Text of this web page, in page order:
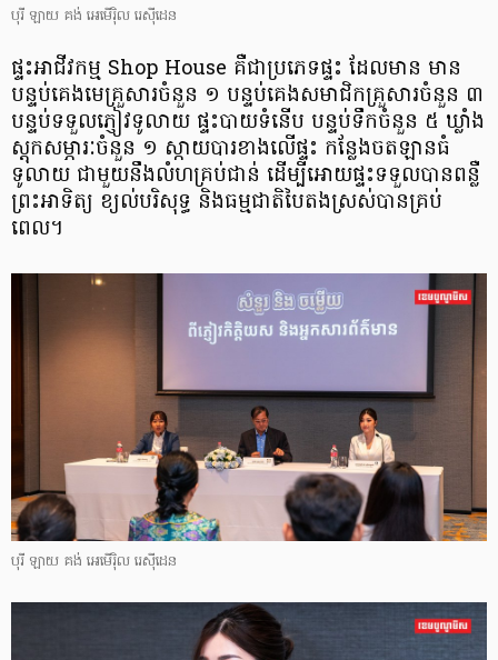
បុរី ឡាយ គង់ អេមើរ៉ិល រេស៊ីដេន
ផ្ទះអាជីវកម្ម Shop House គឺជាប្រភេទផ្ទះ ដែលមាន មាន
បន្ទប់គេងមេគ្រួសារចំនួន​ ១​ បន្ទប់គេងសមាជិកគ្រួសារចំនួន ៣
បន្ទប់ទទួលភ្ញៀវទូលាយ ផ្ទះបាយទំនើប បន្ទប់ទឹកចំនួន ៥ ឃ្លាំង
ស្តុកសម្ភារៈចំនួន ១ ស្កាយបារខាងលើផ្ទះ កន្លែងចតឡានធំ
ទូលាយ ជាមួយនឹងលំហគ្រប់ជាន់ ដើម្បីអោយផ្ទះទទួលបានពន្លឺ
ព្រះអាទិត្យ ខ្យល់បរិសុទ្ធ និងធម្មជាតិបៃតងស្រស់បានគ្រប់
ពេល។
បុរី ឡាយ គង់ អេមើរ៉ិល រេស៊ីដេន